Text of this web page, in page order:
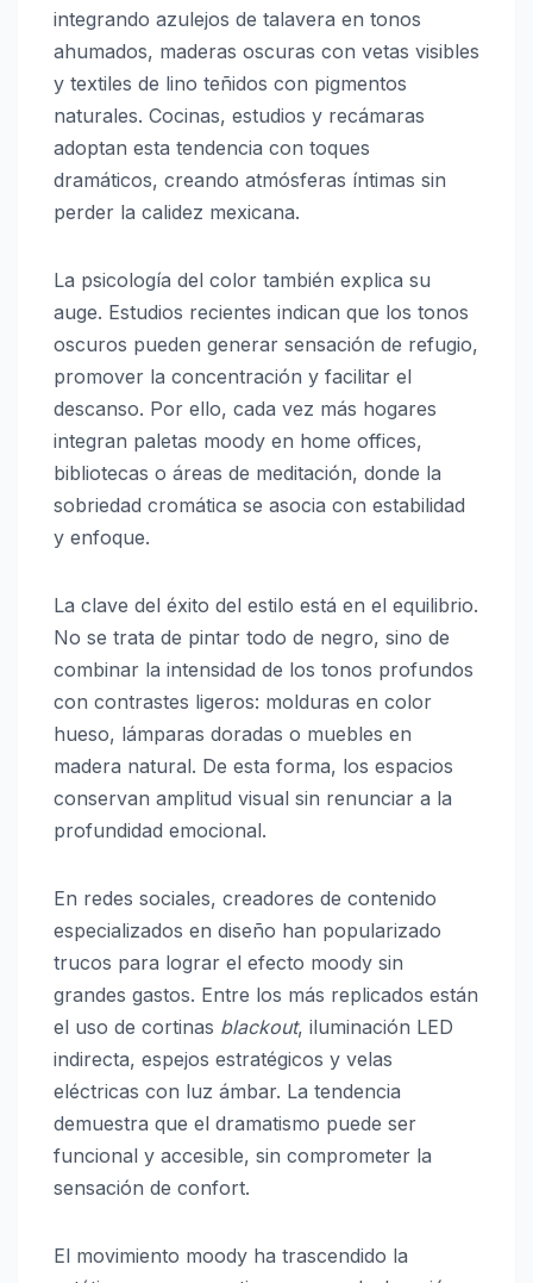
integrando azulejos de talavera en tonos
ahumados, maderas oscuras con vetas visibles
y textiles de lino teñidos con pigmentos
naturales. Cocinas, estudios y recámaras
adoptan esta tendencia con toques
dramáticos, creando atmósferas íntimas sin
perder la calidez mexicana.
La psicología del color también explica su
auge. Estudios recientes indican que los tonos
oscuros pueden generar sensación de refugio,
promover la concentración y facilitar el
descanso. Por ello, cada vez más hogares
integran paletas moody en home offices,
bibliotecas o áreas de meditación, donde la
sobriedad cromática se asocia con estabilidad
y enfoque.
La clave del éxito del estilo está en el equilibrio.
No se trata de pintar todo de negro, sino de
combinar la intensidad de los tonos profundos
con contrastes ligeros: molduras en color
hueso, lámparas doradas o muebles en
madera natural. De esta forma, los espacios
conservan amplitud visual sin renunciar a la
profundidad emocional.
En redes sociales, creadores de contenido
especializados en diseño han popularizado
trucos para lograr el efecto moody sin
grandes gastos. Entre los más replicados están
el uso de cortinas blackout, iluminación LED
indirecta, espejos estratégicos y velas
eléctricas con luz ámbar. La tendencia
demuestra que el dramatismo puede ser
funcional y accesible, sin comprometer la
sensación de confort.
El movimiento moody ha trascendido la